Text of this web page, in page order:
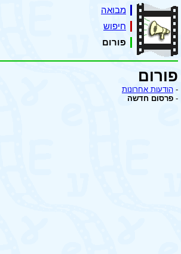
מבואה
חיפוש
פורום
פורום
- הודעות אחרונות
- פרסום חדשה